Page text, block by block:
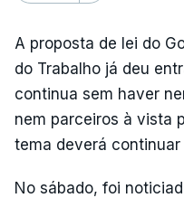
A proposta de lei do
do Trabalho já deu
continua sem haver
nem parceiros à vista
tema deverá continuar
No sábado, foi